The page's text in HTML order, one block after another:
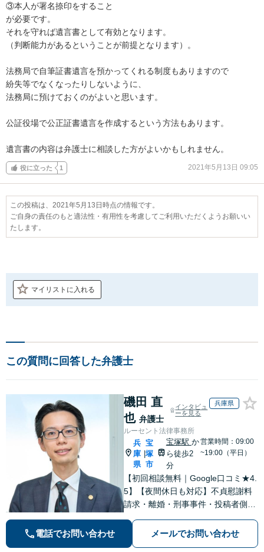
③本人が署名捺印をすること
が必要です。
それを守れば遺言書として有効となります。
（判断能力があるということが前提となります）。
法務局で自筆証書遺言を預かってくれる制度もありますので
紛失等でなくなったりしないように、
法務局に預けておくのがよいと思います。
公証役場で公正証書遺言を作成するという方法もあります。
遺言書の内容は弁護士に相談した方がよいかもしれません。
役に立った 1 2021年5月13日 09:05
この投稿は、2021年5月13日時点の情報です。
ご自身の責任のもと適法性・有用性を考慮してご利用いただくようお願いい
たします。
マイリストに入れる
この質問に回答した弁護士
磯田 直
也 弁護士
インタビュ
ーを見る
兵庫県
ルーセント法律事務所
兵
庫
県
|
宝
塚
市
宝塚駅 か
ら徒歩2
分
営業時間：09:00
~19:00（平日）
【初回相談無料｜Google口コミ★4.
5】【夜間休日も対応】不貞慰謝料
請求・離婚・刑事事件・投稿者側発
数。オーダーメイドのサービスで問
題解決や事業の推進を強力にサポー
電話でお問い合わせ メールでお問い合わせ